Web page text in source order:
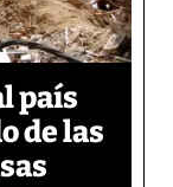
país
de las